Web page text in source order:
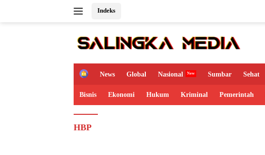
Indeks
H
m
e
News Global Nasional Sumbar Sehat
Bisnis Ekonomi Hukum Kriminal Pemerintah
HBP